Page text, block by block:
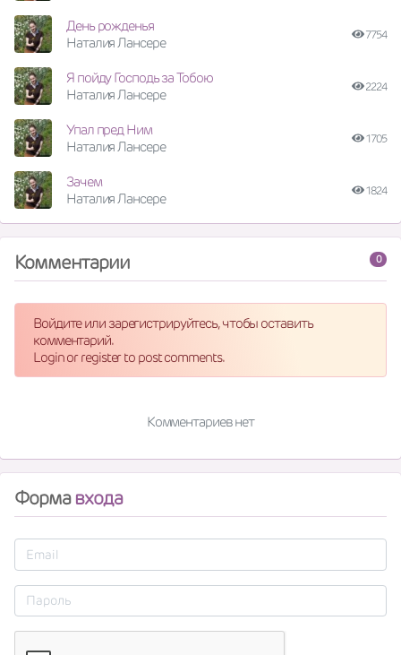
День рожденья
Наталия Лансере
7754
Я пойду Господь за Тобою
Наталия Лансере
2224
Упал пред Ним
Наталия Лансере
1705
Зачем
Наталия Лансере
1824
0
Комментарии
Войдите или зарегистрируйтесь, чтобы оставить
комментарий.
Login or register to post comments.
Комментариев нет
Формавхода